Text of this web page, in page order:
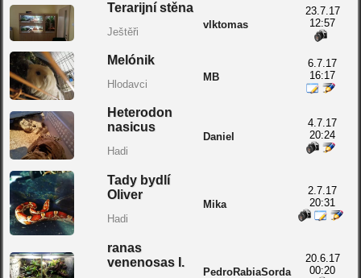
Terarijní stěna
Ještěři
vlktomas
23.7.17
12:57
Melónik
Hlodavci
MB
6.7.17
16:17
Heterodon
nasicus
Hadi
Daniel
4.7.17
20:24
Tady bydlí
Oliver
Hadi
Mika
2.7.17
20:31
ranas
venenosas I.
PedroRabiaSorda
20.6.17
00:20